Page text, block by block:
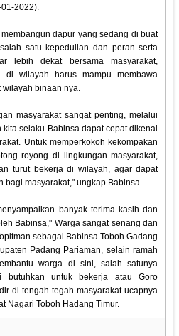
2022).
dapur yang sedang di buat
satu kepedulian dan peran serta
lebih dekat bersama masyarakat,
di wilayah harus mampu membawa
wilayah binaan nya.
masyarakat sangat penting, melalui
selaku Babinsa dapat cepat dikenal
Untuk memperkokoh kekompakan
royong di lingkungan masyarakat,
turut bekerja di wilayah, agar dapat
bagi masyarakat," ungkap Babinsa
banyak terima kasih dan
Babinsa," Warga sangat senang dan
sebagai Babinsa Toboh Gadang
Padang Pariaman, selain ramah
warga di sini, salah satunya
untuk bekerja atau Goro
di tengah tegah masyarakat ucapnya
Nagari Toboh Hadang Timur.